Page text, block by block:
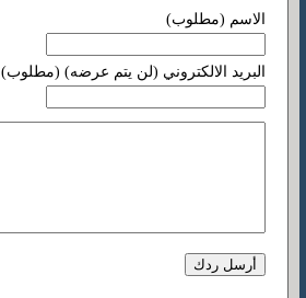
الاسم (مطلوب)
البريد الالكتروني (لن يتم عرضه) (مطلوب)